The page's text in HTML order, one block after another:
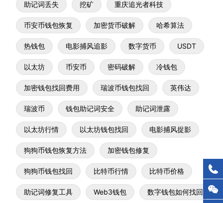
助记词丢失 挖矿 重庆追光者科技
币安币钱包恢复 加密货币破解 哈希算法
热钱包 电影捕风追影 数字货币 USDT
以太坊 币安币 密码破解 冷钱包
加密钱包找回费用 瑞波币钱包找回 英伟达
瑞波币 钱包助记词安全 助记词泄露
以太坊行情 以太坊钱包找回 电影捕风捉影
狗狗币钱包恢复方法 加密钱包修复
狗狗币钱包找回 比特币行情 比特币价格
助记词修复工具 Web3钱包 数字钱包如何找回